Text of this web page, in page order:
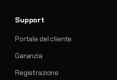
Support
Portale del cliente
Garanzia
Registrazione